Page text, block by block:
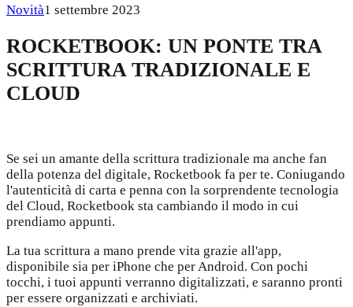
Novità1 settembre 2023
ROCKETBOOK: UN PONTE TRA
SCRITTURA TRADIZIONALE E
CLOUD
Se sei un amante della scrittura tradizionale ma anche fan
della potenza del digitale, Rocketbook fa per te. Coniugando
l'autenticità di carta e penna con la sorprendente tecnologia
del Cloud, Rocketbook sta cambiando il modo in cui
prendiamo appunti.
La tua scrittura a mano prende vita grazie all'app,
disponibile sia per iPhone che per Android. Con pochi
tocchi, i tuoi appunti verranno digitalizzati, e saranno pronti
per essere organizzati e archiviati.